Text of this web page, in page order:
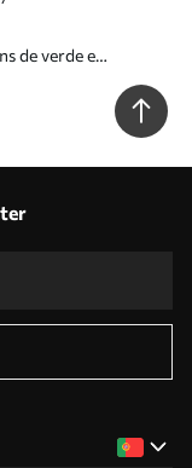
de verde e